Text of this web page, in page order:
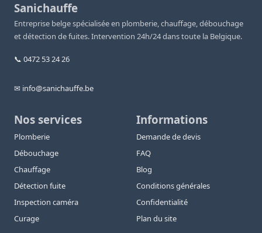
Sanichauffe
Entreprise belge spécialisée en plomberie, chauffage, débouchage
et détection de fuites. Intervention 24h/24 dans toute la Belgique.
📞 0472 53 24 26
✉ info@sanichauffe.be
Nos services
Plomberie
Débouchage
Chauffage
Détection fuite
Inspection caméra
Curage
Informations
Demande de devis
FAQ
Blog
Conditions générales
Confidentialité
Plan du site